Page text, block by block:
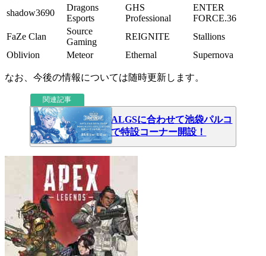
shadow3690
Dragons
Esports
GHS
Professional
ENTER
FORCE.36
FaZe Clan
Source
Gaming
REIGNITE
Stallions
Oblivion
Meteor Ethernal Supernova
なお、今後の情報については随時更新します。
関連記事
ALGSに合わせて池袋パルコ
で特設コーナー開設！